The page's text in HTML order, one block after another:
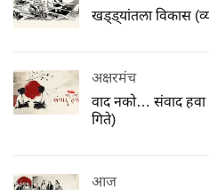
खड्ड्यांतला विकास
अक्षरमंच
वाद नको… संवाद हवा
गिते)
आज